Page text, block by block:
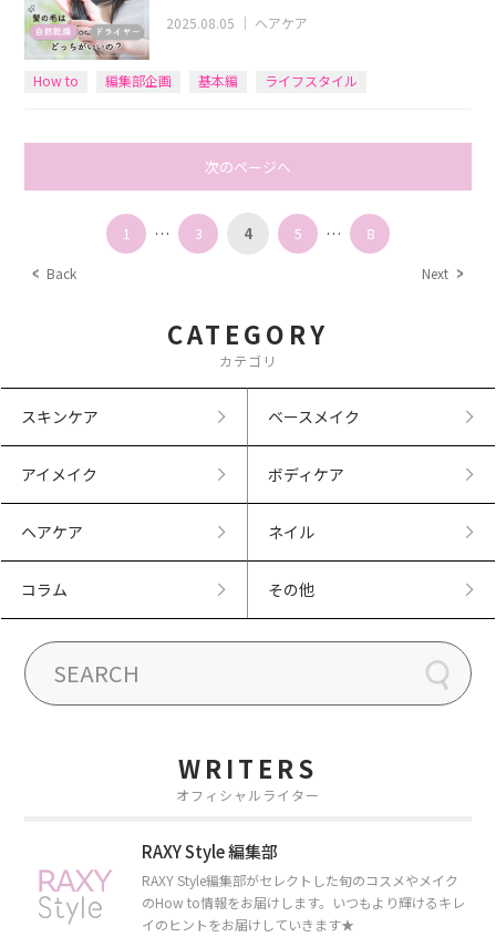
2025.08.05 ｜ ヘアケア
How to 編集部企画 基本編 ライフスタイル
次のページへ
Back
1 … 3 4 5 … 8
Next
CATEGORY
カテゴリ
スキンケア ベースメイク
アイメイク ボディケア
ヘアケア ネイル
コラム その他
WRITERS
オフィシャルライター
RAXY Style 編集部
RAXY Style編集部がセレクトした旬のコスメやメイク
のHow to情報をお届けします。いつもより輝けるキレ
イのヒントをお届けしていきます★